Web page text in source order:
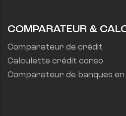
COMPARATEUR &
Comparateur de crédit
Calculette crédit conso
Comparateur de banques en